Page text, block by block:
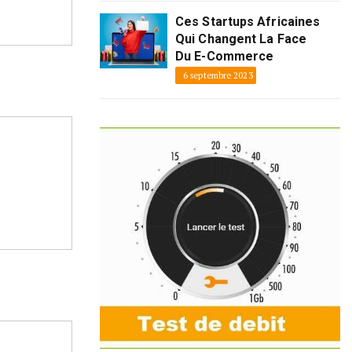
Ces Startups Africaines
Qui Changent La Face
Du E-Commerce
6 septembre 2023